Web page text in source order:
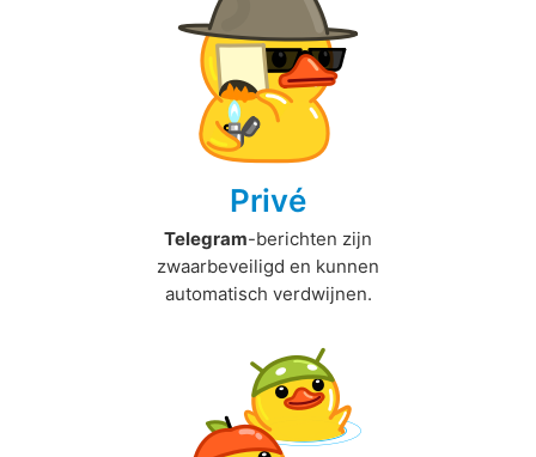
Privé
Telegram-berichten zijn
zwaarbeveiligd en kunnen
automatisch verdwijnen.